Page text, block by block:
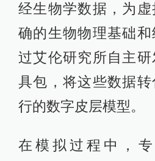
经生物学数据，为
确的生物物理基础
过艾伦研究所自主
具包，将这些数据
行的数字皮层模型。
在模拟过程中，